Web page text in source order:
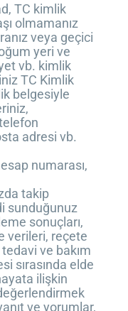
TC kimlik
olmamanız
veya geçici
yeri ve
vb. kimlik
TC Kimlik
belgesiyle
adresi vb.
numarası,
takip
sunduğunuz
sonuçları,
verileri, reçete
ve bakım
sırasında elde
ilişkin
ve yorumlar,